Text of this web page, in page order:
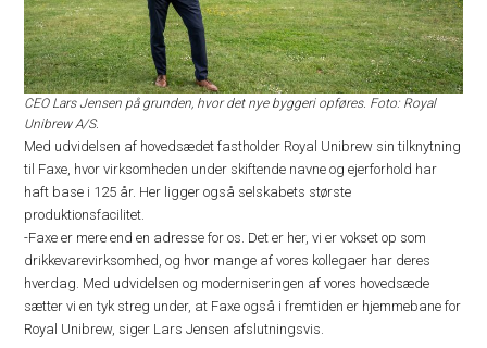
CEO Lars Jensen på grunden, hvor det nye byggeri opføres. Foto: Royal
Unibrew A/S.
Med udvidelsen af hovedsædet fastholder Royal Unibrew sin tilknytning
til Faxe, hvor virksomheden under skiftende navne og ejerforhold har
haft base i 125 år. Her ligger også selskabets største
produktionsfacilitet.
-Faxe er mere end en adresse for os. Det er her, vi er vokset op som
drikkevarevirksomhed, og hvor mange af vores kollegaer har deres
hverdag. Med udvidelsen og moderniseringen af vores hovedsæde
sætter vi en tyk streg under, at Faxe også i fremtiden er hjemmebane for
Royal Unibrew, siger Lars Jensen afslutningsvis.